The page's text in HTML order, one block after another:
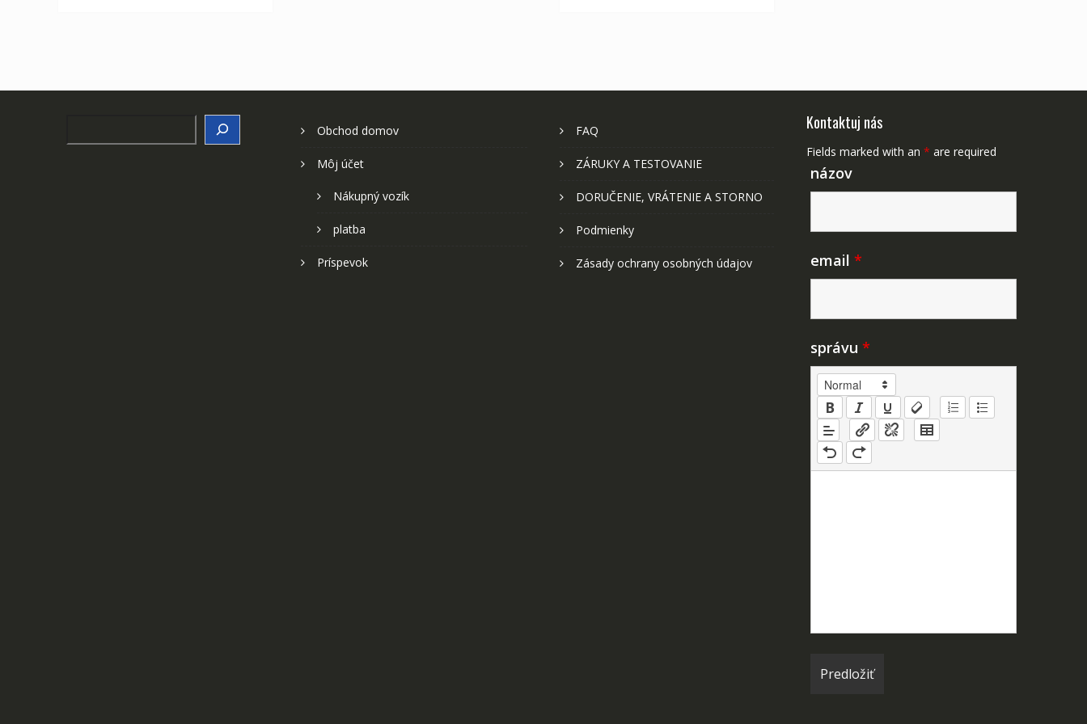
Obchod domov
Môj účet
Nákupný vozík
platba
Príspevok
FAQ
ZÁRUKY A TESTOVANIE
DORUČENIE, VRÁTENIE A STORNO
Podmienky
Zásady ochrany osobných údajov
Kontaktuj nás
Fields marked with an * are required
názov
email *
správu *